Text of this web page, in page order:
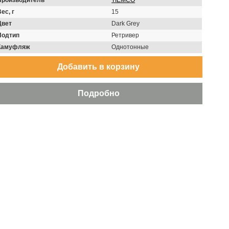
г
15
Dark Grey
Ретривер
Однотонные